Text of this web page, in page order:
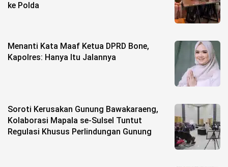
ke Polda
Menanti Kata Maaf Ketua DPRD Bone,
Kapolres: Hanya Itu Jalannya
Soroti Kerusakan Gunung Bawakaraeng,
Kolaborasi Mapala se-Sulsel Tuntut
Regulasi Khusus Perlindungan Gunung